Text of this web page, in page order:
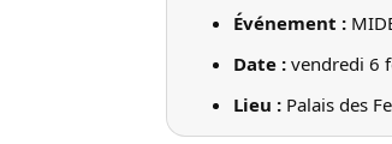
Événement :
Date : vendredi 6
Lieu : Palais des